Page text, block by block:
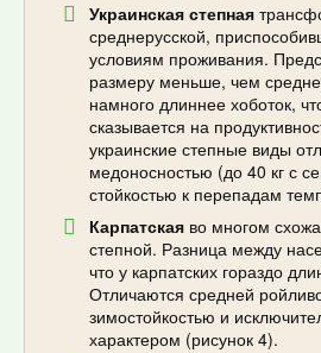
Украинская степная
среднерусской,
условиям проживания.
размеру меньше, чем
намного длиннее хоботок,
сказывается на
украинские степные виды
медоносностью (до 40 кг с
стойкостью к перепадам
Карпатская во многом
степной. Разница между
что у карпатских гораздо
Отличаются средней
зимостойкостью и
характером (рисунок 4).